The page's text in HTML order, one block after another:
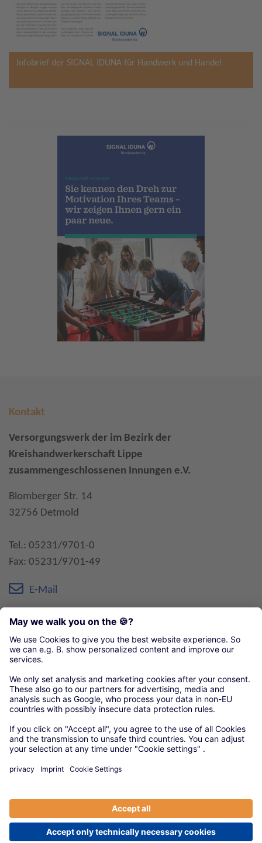
Infobrief der SIGNAL IDUNA für Handwerk und Handel
Kontakt
Versorgungswerk der im Bezirk der
Kreishandwerkerschaft Lippe
zusammengeschlossenen Innungen e.V.
Blomberger Str. 14
32756 Detmold
Tel.: 05231/9701-0
Fax: 05231/9701-49
E-Mail
Öffnungszeiten:
Mo-Do 7:45-16:45 Uhr
Fr 7:45-13:15 Uhr
Organisationen unseres örtlichen Handwerks
Kreishandwerkerschaft Paderborn-Lippe
© 2020 Versorgungswerke|Anbieter|Datenschutz|
Cookie-Einstellungen